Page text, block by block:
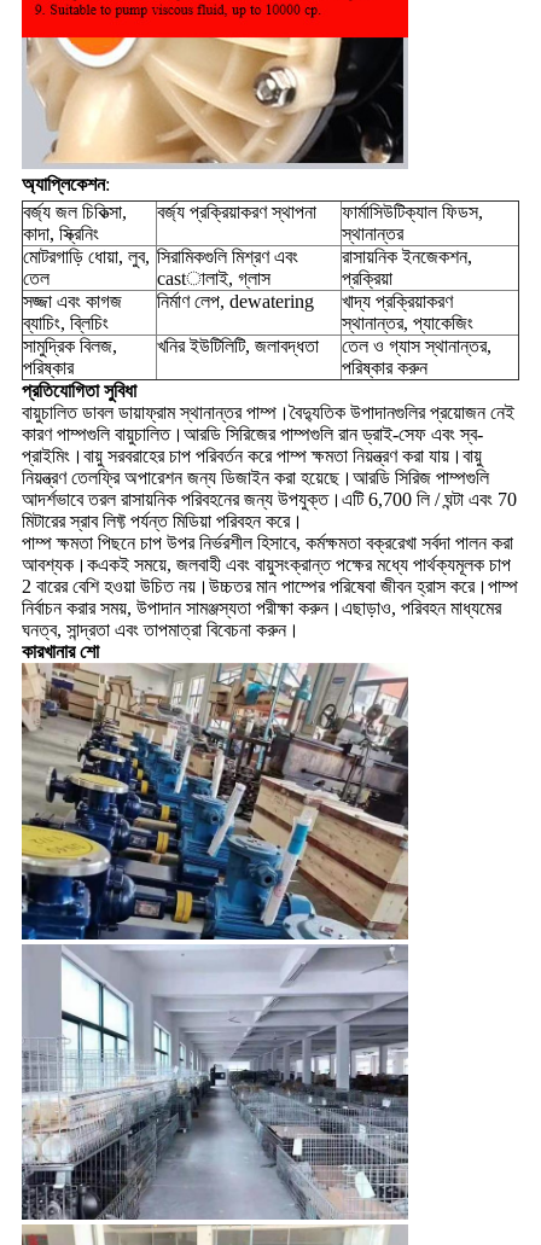
অ্যাপ্লিকেশন:
বর্জ্য জল চিকিত্সা,
কাদা, স্ক্রিনিং
বর্জ্য প্রক্রিয়াকরণ স্থাপনা
ফার্মাসিউটিক্যাল ফিডস,
স্থানান্তর
মোটরগাড়ি ধোয়া, লুব,
তেল
সিরামিকগুলি মিশ্রণ এবং
castালাই, গ্লাস
রাসায়নিক ইনজেকশন,
প্রক্রিয়া
সজ্জা এবং কাগজ
ব্যাচিং, ব্লিচিং
নির্মাণ লেপ, dewatering
খাদ্য প্রক্রিয়াকরণ
স্থানান্তর, প্যাকেজিং
সামুদ্রিক বিলজ,
পরিষ্কার
খনির ইউটিলিটি, জলাবদ্ধতা
তেল ও গ্যাস স্থানান্তর,
পরিষ্কার করুন
প্রতিযোগিতা সুবিধা
বায়ুচালিত ডাবল ডায়াফ্রাম স্থানান্তর পাম্প।বৈদ্যুতিক উপাদানগুলির প্রয়োজন নেই
কারণ পাম্পগুলি বায়ুচালিত।আরডি সিরিজের পাম্পগুলি রান ড্রাই-সেফ এবং স্ব-
প্রাইমিং।বায়ু সরবরাহের চাপ পরিবর্তন করে পাম্প ক্ষমতা নিয়ন্ত্রণ করা যায়।বায়ু
নিয়ন্ত্রণ তেলফ্রি অপারেশন জন্য ডিজাইন করা হয়েছে।আরডি সিরিজ পাম্পগুলি
আদর্শভাবে তরল রাসায়নিক পরিবহনের জন্য উপযুক্ত।এটি 6,700 লি / ঘন্টা এবং 70
মিটারের স্রাব লিফ্ট পর্যন্ত মিডিয়া পরিবহন করে।
পাম্প ক্ষমতা পিছনে চাপ উপর নির্ভরশীল হিসাবে, কর্মক্ষমতা বক্ররেখা সর্বদা পালন করা
আবশ্যক।কএকই সময়ে, জলবাহী এবং বায়ুসংক্রান্ত পক্ষের মধ্যে পার্থক্যমূলক চাপ
2 বারের বেশি হওয়া উচিত নয়।উচ্চতর মান পাম্পের পরিষেবা জীবন হ্রাস করে।পাম্প
নির্বাচন করার সময়, উপাদান সামঞ্জস্যতা পরীক্ষা করুন।এছাড়াও, পরিবহন মাধ্যমের
ঘনত্ব, সান্দ্রতা এবং তাপমাত্রা বিবেচনা করুন।
কারখানার শো